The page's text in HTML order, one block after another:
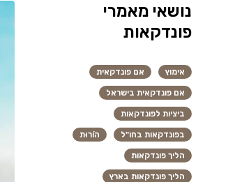
נושאי מאמרי
פונדקאות
אימוץ אם פונדקאית
אם פונדקאית בישראל
ביציות לפונדקאות
בפונדקאות בחו"ל הוֹרוּת
הליך פונדקאות
הליך פונדקאות בארץ